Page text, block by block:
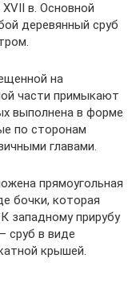
в. Основной
деревянный сруб
на
части примыкают
выполнена в форме
по сторонам
главами.
прямоугольная
бочки, которая
западному прирубу
сруб в виде
крышей.